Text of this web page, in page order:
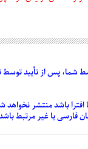
شما، پس ازتأییدتوسط
باشد منتشر نخواهد
فارسی یا غیر مرتبط